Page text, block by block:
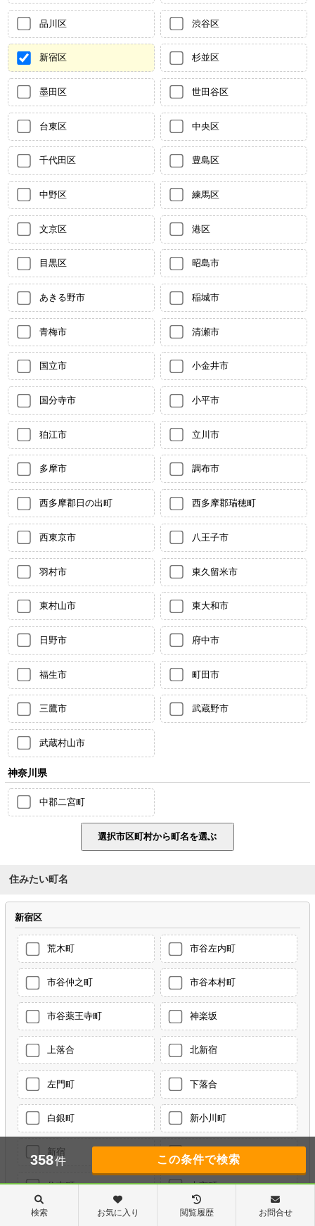
品川区 渋谷区
新宿区 杉並区
墨田区 世田谷区
台東区 中央区
千代田区 豊島区
中野区 練馬区
文京区 港区
目黒区 昭島市
あきる野市 稲城市
青梅市 清瀬市
国立市 小金井市
国分寺市 小平市
狛江市 立川市
多摩市 調布市
西多摩郡日の出町 西多摩郡瑞穂町
西東京市 八王子市
羽村市 東久留米市
東村山市 東大和市
日野市 府中市
福生市 町田市
三鷹市 武蔵野市
武蔵村山市
神奈川県
中郡二宮町
住みたい町名
新宿区
荒木町 市谷左内町
市谷仲之町 市谷本村町
市谷薬王寺町 神楽坂
上落合 北新宿
左門町 下落合
白銀町 新小川町
新宿 水道町
住吉町 大京町
高田馬場 戸山
358件
検索 お気に入り 閲覧履歴 お問合せ